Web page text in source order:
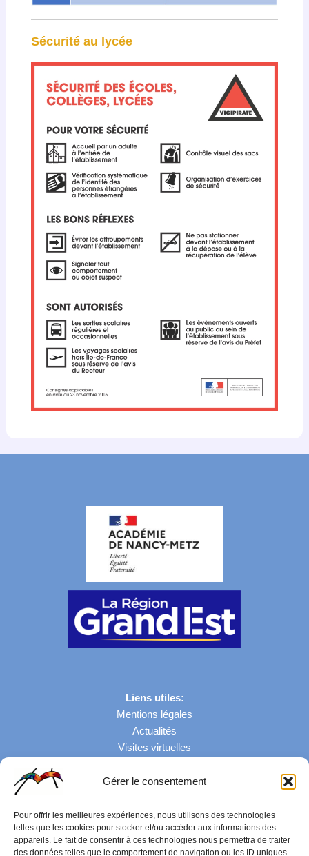
Gérer le consentement
Pour offrir les meilleures expériences, nous utilisons des technologies
telles que les cookies pour stocker et/ou accéder aux informations des
appareils. Le fait de consentir à ces technologies nous permettra de traiter
des données telles que le comportement de navigation ou les ID uniques
Sécurité au lycée
Liens utiles:
Mentions légales
Actualités
Visites virtuelles
Nombre de visites: 43068